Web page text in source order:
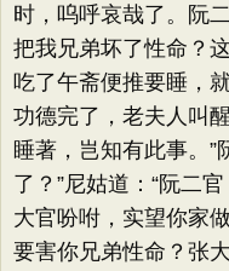
时，呜呼哀哉了。阮
把我兄弟坏了性命？
吃了午斋便推要睡，
功德完了，老夫人叫
睡著，岂知有此事。”
了？”尼姑道：“阮二
大官吩咐，实望你家
要害你兄弟性命？张